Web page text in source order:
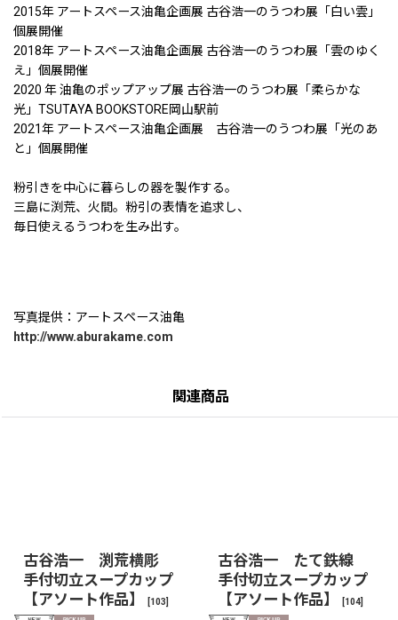
2015年 アートスペース油亀企画展 古谷浩一のうつわ展「白い雲」
個展開催
2018年 アートスペース油亀企画展 古谷浩一のうつわ展「雲のゆく
え」個展開催
2020 年 油亀のポップアップ展 古谷浩一のうつわ展「柔らかな
光」TSUTAYA BOOKSTORE岡山駅前
2021年 アートスペース油亀企画展 古谷浩一のうつわ展「光のあ
と」個展開催
粉引きを中心に暮らしの器を製作する。
三島に渕荒、火間。粉引の表情を追求し、
毎日使えるうつわを生み出す。
写真提供：アートスペース油亀
http://www.aburakame.com
関連商品
古谷浩一 渕荒横彫
手付切立スープカップ
【アソート作品】
[103]
古谷浩一 たて鉄線
手付切立スープカップ
【アソート作品】
[104]